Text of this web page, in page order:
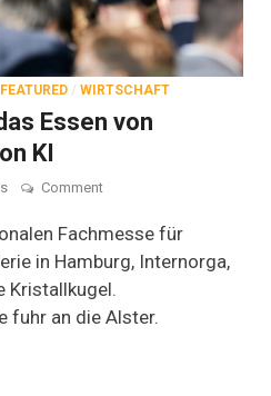
FEATURED / WIRTSCHAFT
Essen von
KI
Commenton
2024,
Essen
von
Morgen
serviert
Fachmesse für
in Hamburg, Internorga,
Kristallkugel.
fuhr an die Alster.